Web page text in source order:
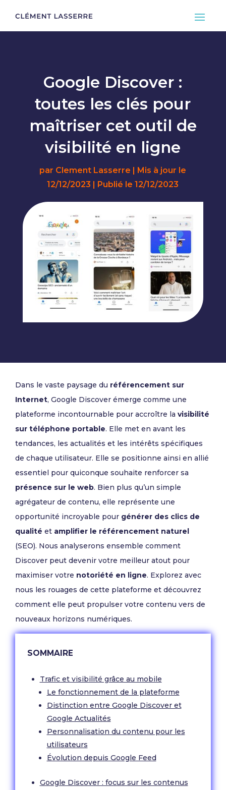
Google Discover :
toutes les clés pour
maîtriser cet outil de
visibilité en ligne
par Clement Lasserre | Mis à jour le
12/12/2023 | Publié le 12/12/2023
Dans le vaste paysage du référencement sur
Internet, Google Discover émerge comme une
plateforme incontournable pour accroître la visibilité
sur téléphone portable. Elle met en avant les
tendances, les actualités et les intérêts spécifiques
de chaque utilisateur. Elle se positionne ainsi en allié
essentiel pour quiconque souhaite renforcer sa
présence sur le web. Bien plus qu’un simple
agrégateur de contenu, elle représente une
opportunité incroyable pour générer des clics de
qualité et amplifier le référencement naturel
(SEO). Nous analyserons ensemble comment
Discover peut devenir votre meilleur atout pour
maximiser votre notoriété en ligne. Explorez avec
nous les rouages de cette plateforme et découvrez
comment elle peut propulser votre contenu vers de
nouveaux horizons numériques.
SOMMAIRE
Trafic et visibilité grâce au mobile
Le fonctionnement de la plateforme
Distinction entre Google Discover et
Google Actualités
Personnalisation du contenu pour les
utilisateurs
Évolution depuis Google Feed
Google Discover : focus sur les contenus